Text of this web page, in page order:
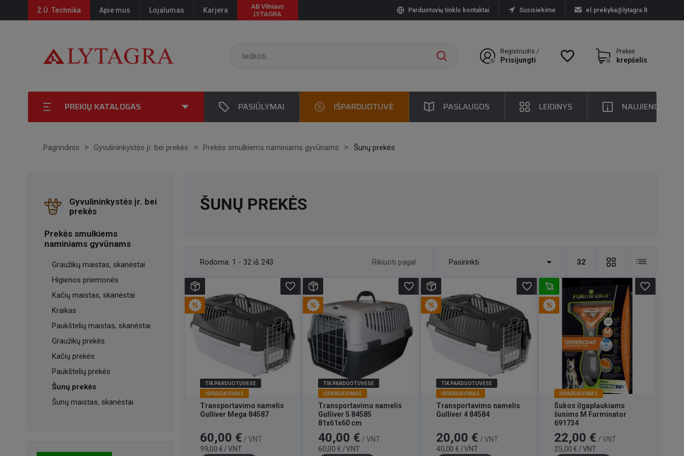
Ž.Ū. Technika Apie mus Lojalumas Karjera
AB Vilniaus
LYTAGRA
Parduotuvių tinklo kontaktai Susisiekime el.prekyba@lytagra.lt
Prekės
krepšelis
favorite_border
Registruotis /
Prisijungti
PREKIŲ KATALOGAS PASIŪLYMAI IŠPARDUOTUVĖ PASLAUGOS LEIDINYS NAUJIENOS
Pagrindinis Gyvulininkystės įr. bei prekės Prekės smulkiems naminiams gyvūnams Šunų prekės
Gyvulininkystės įr. bei
prekės
Prekės smulkiems
naminiams gyvūnams
Graužikų maistas, skanėstai
Higienos priemonės
Kačių maistas, skanėstai
Kraikas
Paukštelių maistas, skanėstai
Graužikų prekės
Kačių prekės
Paukštelių prekės
Šunų prekės
Šunų maistas, skanėstai
ŠUNŲ PREKĖS
Rodoma: 1 - 32 iš 243 32
Rikiuoti pagal: Pasirinkti 
TIK PARDUOTUVĖSE
IŠPARDAVIMAS
Transportavimo namelis
Gulliver Mega 84587
Kaina
60,00 € / VNT
99,00 € / VNT
favorite_border
TIK PARDUOTUVĖSE
IŠPARDAVIMAS
Transportavimo namelis
Gulliver 5 84585
81x61x60 cm
Kaina
40,00 € / VNT
60,00 € / VNT
favorite_border
TIK PARDUOTUVĖSE
IŠPARDAVIMAS
Transportavimo namelis
Gulliver 4 84584
Kaina
20,00 € / VNT
40,00 € / VNT
favorite_border
IŠPARDAVIMAS
Šukos ilgaplaukiams
šunims M Furminator
691734
Kaina
22,00 € / VNT
25,00 € / VNT
favorite_border